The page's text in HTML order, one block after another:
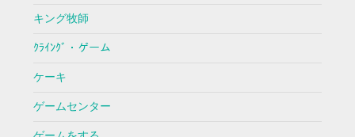
キング牧師
ｸﾗｲﾝｸﾞ・ゲーム
ケーキ
ゲームセンター